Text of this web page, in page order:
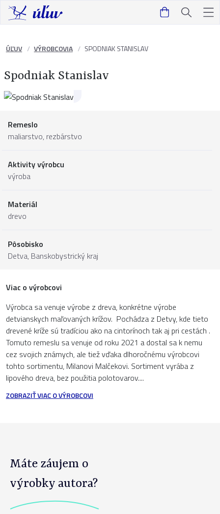
ÚĽUV VÝROBCOVIA SPODNIAK STANISLAV
Spodniak Stanislav
Remeslo
maliarstvo, rezbárstvo
Aktivity výrobcu
výroba
Materiál
drevo
Pôsobisko
Detva, Banskobystrický kraj
Viac o výrobcovi
Výrobca sa venuje výrobe z dreva, konkrétne výrobe
detvianskych maľovaných krížov. Pochádza z Detvy, kde tieto
drevené kríže sú tradíciou ako na cintorínoch tak aj pri cestách .
Tomuto remeslu sa venuje od roku 2021 a dostal sa k nemu
cez svojich známych, ale tiež vďaka dlhoročnému výrobcovi
tohto sortimentu, Milanovi Malčekovi. Sortiment vyrába z
lipového dreva, bez použitia polotovarov....
ZOBRAZIŤ VIAC O VÝROBCOVI
Máte záujem o
výrobky autora?